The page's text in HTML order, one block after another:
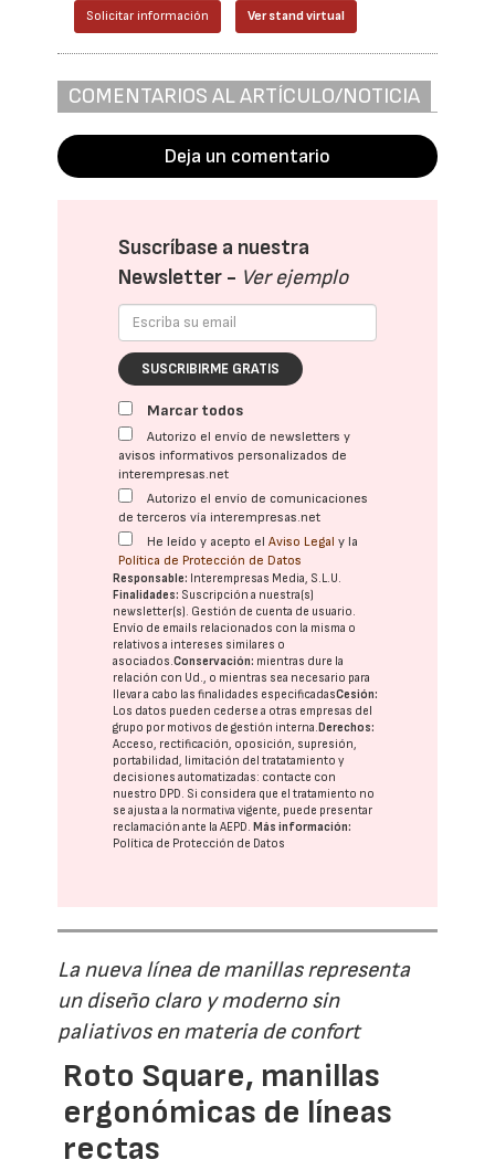
Solicitar información Ver stand virtual
COMENTARIOS AL ARTÍCULO/NOTICIA
Deja un comentario
Suscríbase a nuestra
Newsletter - Ver ejemplo
SUSCRIBIRME GRATIS
Marcar todos
Autorizo el envío de newsletters y
avisos informativos personalizados de
interempresas.net
Autorizo el envío de comunicaciones
de terceros vía interempresas.net
He leído y acepto elAviso Legal y la
Política de Protección de Datos
Responsable: Interempresas Media, S.L.U.
Finalidades: Suscripción a nuestra(s)
newsletter(s). Gestión de cuenta de usuario.
Envío de emails relacionados con la misma o
relativos a intereses similares o
asociados.Conservación: mientras dure la
relación con Ud., o mientras sea necesario para
llevar a cabo las finalidades especificadasCesión:
Los datos pueden cederse a otras empresas del
grupo por motivos de gestión interna.Derechos:
Acceso, rectificación, oposición, supresión,
portabilidad, limitación del tratatamiento y
decisiones automatizadas: contacte con
nuestro DPD. Si considera que el tratamiento no
se ajusta a la normativa vigente, puede presentar
reclamación ante laAEPD.Más información:
Política de Protección de Datos
La nueva línea de manillas representa
un diseño claro y moderno sin
paliativos en materia de confort
Roto Square, manillas
ergonómicas de líneas
rectas